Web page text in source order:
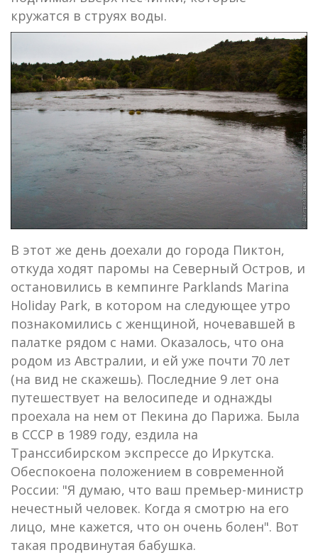
кружатся в струях воды.
В этот же день доехали до города Пиктон,
откуда ходят паромы на Северный Остров, и
остановились в кемпинге Parklands Marina
Holiday Park, в котором на следующее утро
познакомились с женщиной, ночевавшей в
палатке рядом с нами. Оказалось, что она
родом из Австралии, и ей уже почти 70 лет
(на вид не скажешь). Последние 9 лет она
путешествует на велосипеде и однажды
проехала на нем от Пекина до Парижа. Была
в СССР в 1989 году, ездила на
Транссибирском экспрессе до Иркутска.
Обеспокоена положением в современной
России: "Я думаю, что ваш премьер-министр
нечестный человек. Когда я смотрю на его
лицо, мне кажется, что он очень болен". Вот
такая продвинутая бабушка.